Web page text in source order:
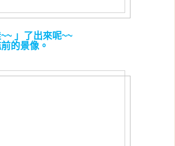
~~ 」了出來呢~~
的景像。